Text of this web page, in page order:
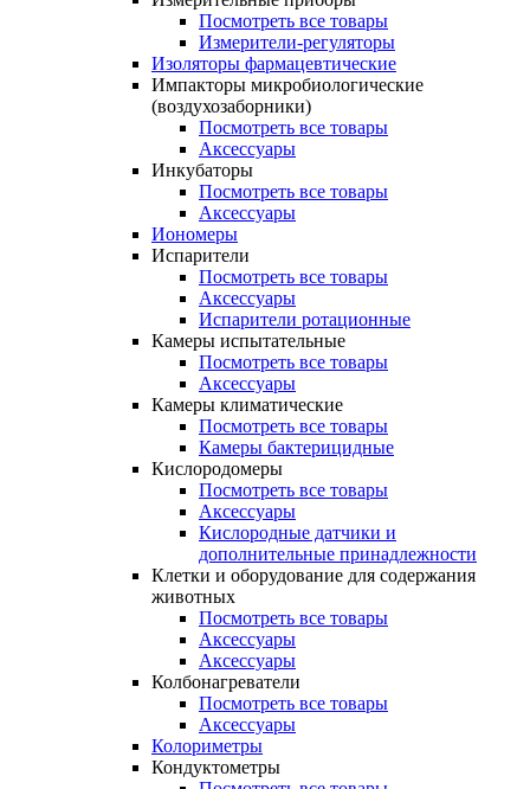
Посмотреть все товары
Измерители-регуляторы
Изоляторы фармацевтические
Импакторы микробиологические
(воздухозаборники)
Посмотреть все товары
Аксессуары
Инкубаторы
Посмотреть все товары
Аксессуары
Иономеры
Испарители
Посмотреть все товары
Аксессуары
Испарители ротационные
Камеры испытательные
Посмотреть все товары
Аксессуары
Камеры климатические
Посмотреть все товары
Камеры бактерицидные
Кислородомеры
Посмотреть все товары
Аксессуары
Кислородные датчики и
дополнительные принадлежности
Клетки и оборудование для содержания
животных
Посмотреть все товары
Аксессуары
Аксессуары
Колбонагреватели
Посмотреть все товары
Аксессуары
Колориметры
Кондуктометры